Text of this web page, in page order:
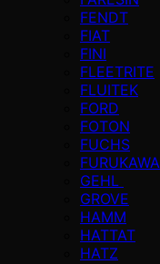
FENDT
FIAT
FINI
FLEETRITE
FLUITEK
FORD
FOTON
FUCHS
FURUKAWA
GEHL
GROVE
HAMM
HATTAT
HATZ